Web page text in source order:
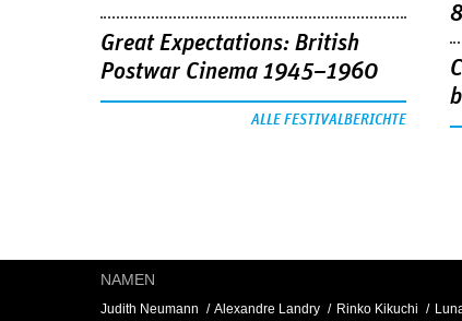
Great Expectations: British
Postwar Cinema 1945–1960
ALLE FESTIVALBERICHTE
NAMEN
Judith Neumann Alexandre Landry Rinko Kikuchi